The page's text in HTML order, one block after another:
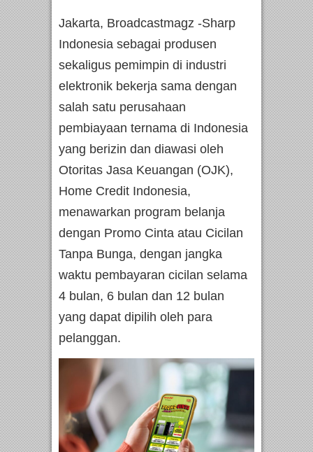
Jakarta, Broadcastmagz -Sharp
Indonesia sebagai produsen
sekaligus pemimpin di industri
elektronik bekerja sama dengan
salah satu perusahaan
pembiayaan ternama di Indonesia
yang berizin dan diawasi oleh
Otoritas Jasa Keuangan (OJK),
Home Credit Indonesia,
menawarkan program belanja
dengan Promo Cinta atau Cicilan
Tanpa Bunga, dengan jangka
waktu pembayaran cicilan selama
4 bulan, 6 bulan dan 12 bulan
yang dapat dipilih oleh para
pelanggan.